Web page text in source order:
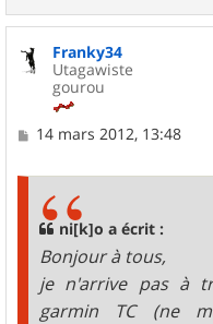
Franky34
Utagawiste
gourou
M14 mars 2012, 13:48
ni[k]o a écrit :
Bonjour à tous,
je n'arrive pas à
garmin TC (ne